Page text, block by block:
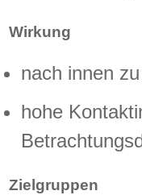
Wirkung
nach innen
hohe
Zielgruppen